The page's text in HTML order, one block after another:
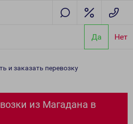
Да Нет
и заказать перевозку
из Магадана в